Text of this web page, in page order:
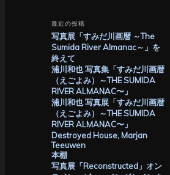
最近の投稿
写真展「すみだ川画暦 ～The
Sumida River Almanac～」を
終えて
浦川和也 写真集「すみだ川画暦
（えごよみ）～THE SUMIDA
RIVER ALMANAC〜」
浦川和也 写真展「すみだ川画暦
（えごよみ）～THE SUMIDA
RIVER ALMANAC〜」
Destroyed House, Marjan
Teeuwen
本棚
写真展「Reconstructed」オン